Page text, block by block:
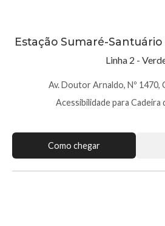
Estação Sumaré-Santuário
Linha 2 -
Av. Doutor Arnaldo, Nº 1470,
Acessibilidade para Cadeira
Como chegar